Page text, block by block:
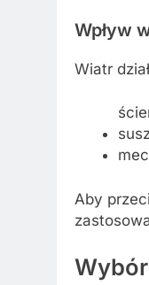
Wpływ
Wiatr
Aby